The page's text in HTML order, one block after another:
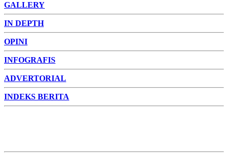
GALLERY
IN DEPTH
OPINI
INFOGRAFIS
ADVERTORIAL
INDEKS BERITA